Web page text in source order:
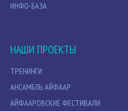
ИНФО-БАЗА
НАШИ ПРОЕКТЫ
ТРЕНИНГИ
АНСАМБЛЬ АЙФААР
АЙФААРОВСКИЕ ФЕСТИВАЛИ